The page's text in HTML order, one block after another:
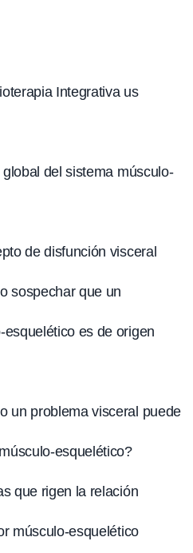
Integrativa us
del sistema músculo-
de disfunción visceral
sospechar que un
es de origen
un problema visceral puede
esquelético?
que rigen la relación
músculo-esquelético